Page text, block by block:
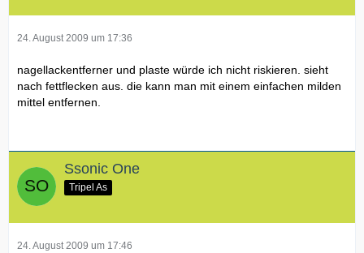
24. August 2009 um 17:36
nagellackentferner und plaste würde ich nicht riskieren. sieht
nach fettflecken aus. die kann man mit einem einfachen milden
mittel entfernen.
Ssonic One
Tripel As
24. August 2009 um 17:46